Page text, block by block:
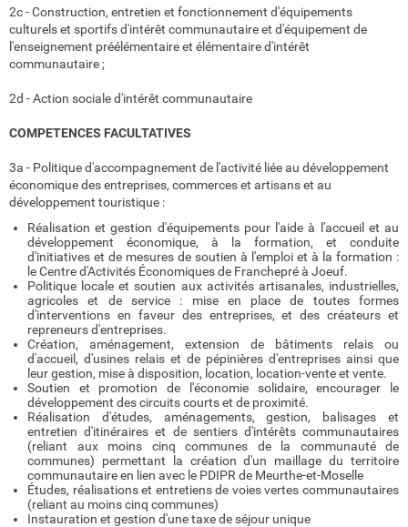
2c - Construction, entretien et fonctionnement d'équipements
culturels et sportifs d'intérêt communautaire et d'équipement de
l'enseignement préélémentaire et élémentaire d'intérêt
communautaire ;
2d - Action sociale d'intérêt communautaire
COMPETENCES FACULTATIVES
3a - Politique d'accompagnement de l'activité liée au développement
économique des entreprises, commerces et artisans et au
développement touristique :
Réalisation et gestion d'équipements pour l'aide à l'accueil et au
développement économique, à la formation, et conduite
d'initiatives et de mesures de soutien à l'emploi et à la formation :
le Centre d'Activités Économiques de Franchepré à Joeuf.
Politique locale et soutien aux activités artisanales, industrielles,
agricoles et de service : mise en place de toutes formes
d'interventions en faveur des entreprises, et des créateurs et
repreneurs d'entreprises.
Création, aménagement, extension de bâtiments relais ou
d'accueil, d'usines relais et de pépinières d'entreprises ainsi que
leur gestion, mise à disposition, location, location-vente et vente.
Soutien et promotion de l'économie solidaire, encourager le
développement des circuits courts et de proximité.
Réalisation d'études, aménagements, gestion, balisages et
entretien d'itinéraires et de sentiers d'intérêts communautaires
(reliant aux moins cinq communes de la communauté de
communes) permettant la création d'un maillage du territoire
communautaire en lien avec le PDIPR de Meurthe-et-Moselle
Études, réalisations et entretiens de voies vertes communautaires
(reliant au moins cinq communes)
Instauration et gestion d'une taxe de séjour unique